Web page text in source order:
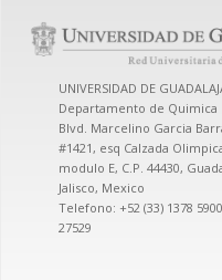
UNIVERSIDAD DE
Departamento de Quimica
Blvd. Marcelino Garcia
#1421, esq Calzada
modulo E, C.P. 44430,
Jalisco, Mexico
Telefono: +52 (33) 1378
27529